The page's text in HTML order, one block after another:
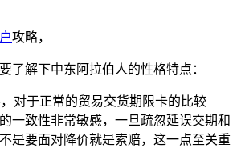
攻略，
了解下中东阿拉伯人的性格特点：
对于正常的贸易交货期限卡的比较
一致性非常敏感，一旦疏忽延误交期和
是要面对降价就是索赔，这一点至关重